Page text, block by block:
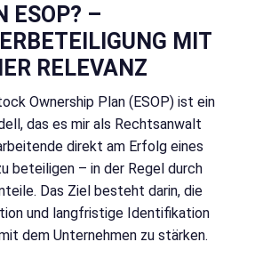
ESOP? –
MIT
RELEVANZ
Ownership Plan (ESOP) ist ein
das es mir als Rechtsanwalt
direkt am Erfolg eines
beteiligen – in der Regel durch
Das Ziel besteht darin, die
und langfristige Identifikation
dem Unternehmen zu stärken.